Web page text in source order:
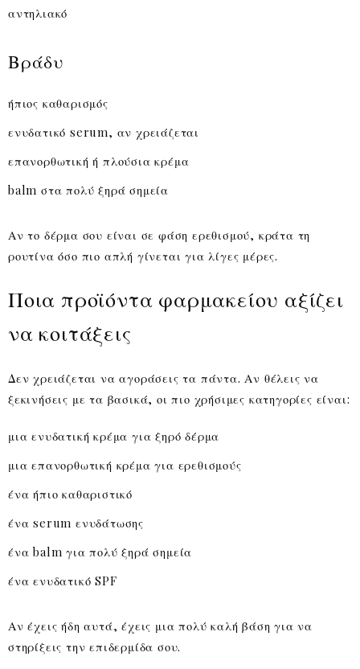
αντηλιακό
Βράδυ
ήπιος καθαρισμός
ενυδατικό serum, αν χρειάζεται
επανορθωτική ή πλούσια κρέμα
balm στα πολύ ξηρά σημεία
Αν το δέρμα σου είναι σε φάση ερεθισμού, κράτα τη
ρουτίνα όσο πιο απλή γίνεται για λίγες μέρες.
Ποια προϊόντα φαρμακείου αξίζει
να κοιτάξεις
Δεν χρειάζεται να αγοράσεις τα πάντα. Αν θέλεις να
ξεκινήσεις με τα βασικά, οι πιο χρήσιμες κατηγορίες είναι:
μια ενυδατική κρέμα για ξηρό δέρμα
μια επανορθωτική κρέμα για ερεθισμούς
ένα ήπιο καθαριστικό
ένα serum ενυδάτωσης
ένα balm για πολύ ξηρά σημεία
ένα ενυδατικό SPF
Αν έχεις ήδη αυτά, έχεις μια πολύ καλή βάση για να
στηρίξεις την επιδερμίδα σου.